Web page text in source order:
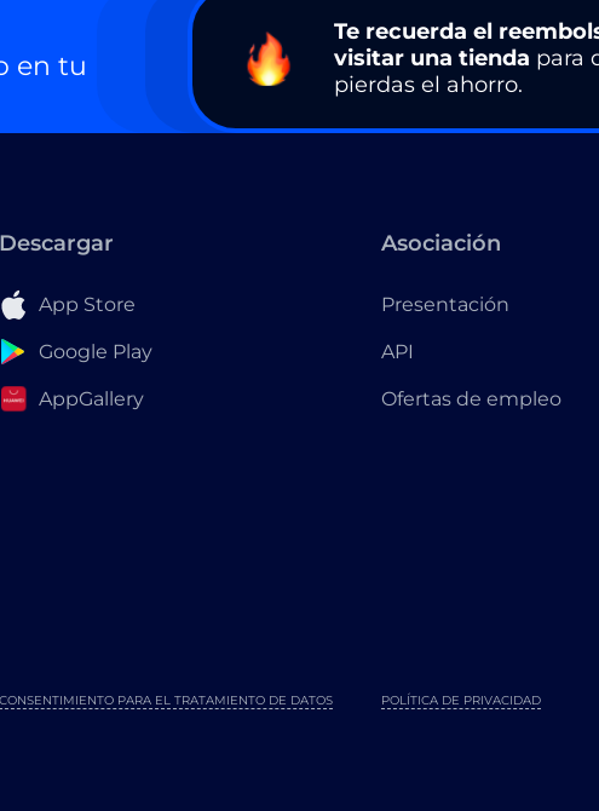
en tu
Te recuerda el
visitar una tienda para
pierdas el ahorro.
Descargar
App Store
Google Play
AppGallery
Asociación
Presentación
API
Ofertas de empleo
POLÍTICA DE PRIVACIDAD
CONSENTIMIENTO PARA EL TRATAMIENTO DE DATOS